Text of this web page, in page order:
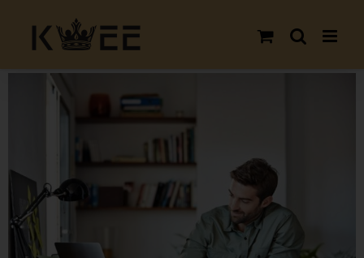
content